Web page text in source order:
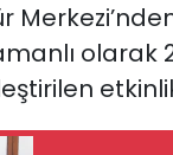
olarak